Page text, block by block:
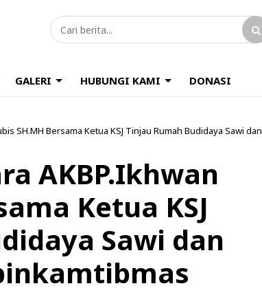
GALERI HUBUNGI KAMI DONASI
SH.MH Bersama Ketua KSJ Tinjau Rumah Budidaya Sawi dan
AKBP.Ikhwan
Ketua KSJ
Sawi dan